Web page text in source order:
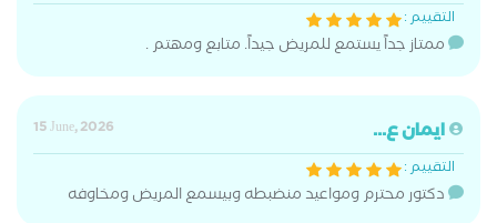
التقييم :
ممتاز جداً يستمع للمريض جيداً. متابع ومهتم .
ايمان ع...
15 June, 2026
التقييم :
دكتور محترم ومواعيد منضبطه وبيسمع المريض ومخاوفه